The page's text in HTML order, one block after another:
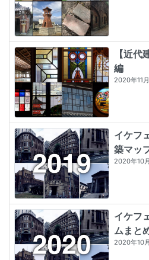
【近
編
2020年11
イケフ
築マッ
2020年10
イケフ
ムまと
2020年10